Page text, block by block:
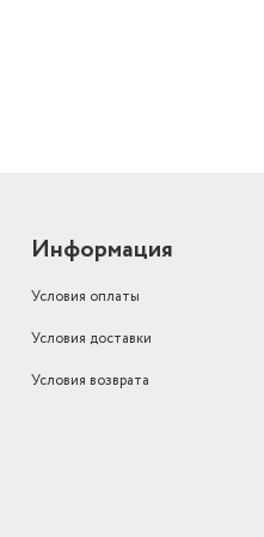
Информация
Условия оплаты
Условия доставки
Условия возврата